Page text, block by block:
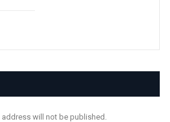
address will not be published.